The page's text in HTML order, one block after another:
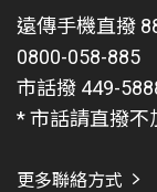
遠傳手機直撥
0800-058-885
市話撥 449-
* 市話請直撥不
更多聯絡方式